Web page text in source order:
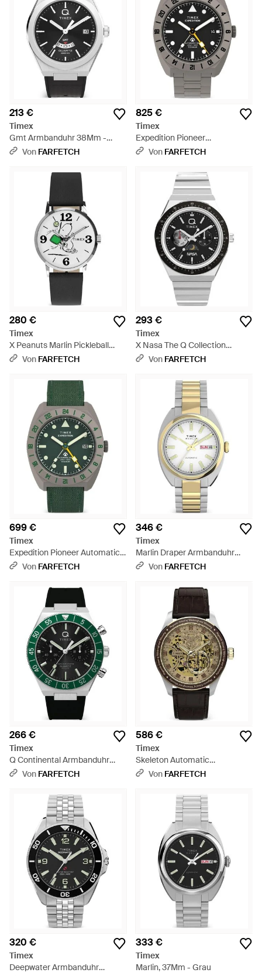
213 €
Timex
Gmt Armbanduhr 38Mm -
GrauVon FARFETCH
825 €
Timex
Expedition Pioneer
Armbanduhr 41Mm - Grau
Von FARFETCH
280 €
Timex
X Peanuts Marlin Pickleball
Armbanduhr 38Mm - Weiß
Von FARFETCH
293 €
Timex
X Nasa The Q Collection
Armbanduhr 40Mm - Grau
Von FARFETCH
699 €
Timex
Expedition Pioneer Automatic
Gmt Armbanduhr 41Mm - Grün
Von FARFETCH
346 €
Timex
Marlin Draper Armbanduhr
37Mm - Mettallic
Von FARFETCH
266 €
Timex
Q Continental Armbanduhr
40Mm - Grün
Von FARFETCH
586 €
Timex
Skeleton Automatic
Armbanduhr 39Mm - Grau
Von FARFETCH
320 €
Timex
Deepwater Armbanduhr
333 €
Timex
Marlin, 37Mm - Grau